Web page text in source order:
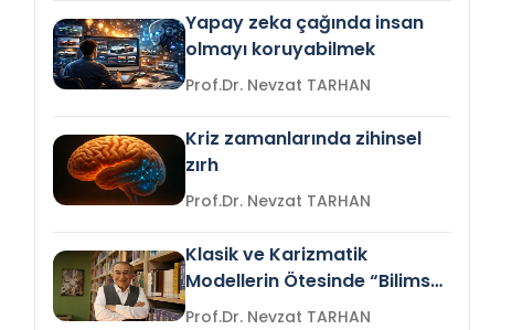
Yapay zeka çağında insan
olmayı koruyabilmek
Prof.Dr. Nevzat TARHAN
Kriz zamanlarında zihinsel
zırh
Prof.Dr. Nevzat TARHAN
Klasik ve Karizmatik
Modellerin Ötesinde “Bilimsel
Liderlik”
Prof.Dr. Nevzat TARHAN